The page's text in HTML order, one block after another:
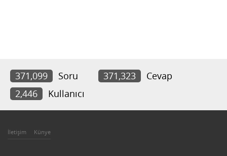
371,099 Soru 371,323
Cevap
2,446
Kullanıcı
İletişim Künye